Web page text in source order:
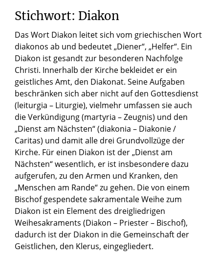
Stichwort: Diakon
Das Wort Diakon leitet sich vom griechischen Wort
diakonos ab und bedeutet „Diener“, „Helfer“. Ein
Diakon ist gesandt zur besonderen Nachfolge
Christi. Innerhalb der Kirche bekleidet er ein
geistliches Amt, den Diakonat. Seine Aufgaben
beschränken sich aber nicht auf den Gottesdienst
(leiturgia – Liturgie), vielmehr umfassen sie auch
die Verkündigung (martyria – Zeugnis) und den
„Dienst am Nächsten“ (diakonia – Diakonie /
Caritas) und damit alle drei Grundvollzüge der
Kirche. Für einen Diakon ist der „Dienst am
Nächsten“ wesentlich, er ist insbesondere dazu
aufgerufen, zu den Armen und Kranken, den
„Menschen am Rande“ zu gehen. Die von einem
Bischof gespendete sakramentale Weihe zum
Diakon ist ein Element des dreigliedrigen
Weihesakraments (Diakon – Priester – Bischof),
dadurch ist der Diakon in die Gemeinschaft der
Geistlichen, den Klerus, eingegliedert.